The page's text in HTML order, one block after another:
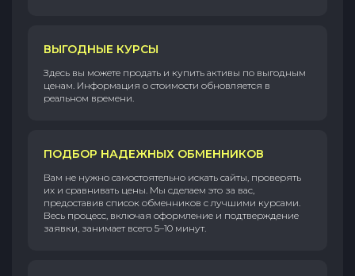
ВЫГОДНЫЕ КУРСЫ
Здесь вы можете продать и купить активы по выгодным
ценам. Информация о стоимости обновляется в
реальном времени.
ПОДБОР НАДЕЖНЫХ ОБМЕННИКОВ
Вам не нужно самостоятельно искать сайты, проверять
их и сравнивать цены. Мы сделаем это за вас,
предоставив список обменников с лучшими курсами.
Весь процесс, включая оформление и подтверждение
заявки, занимает всего 5–10 минут.